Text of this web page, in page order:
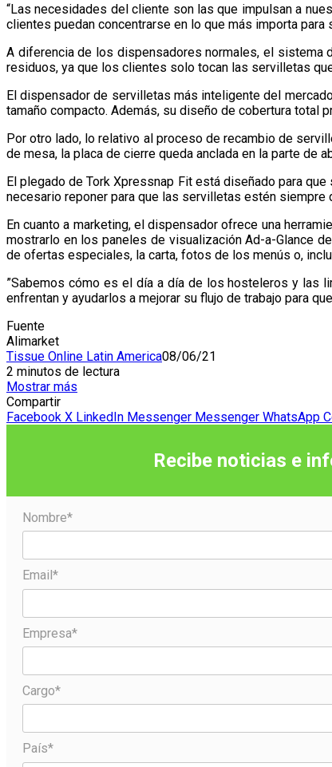
“Las necesidades del cliente son las que impulsan a
clientes puedan concentrarse en lo que más importa para
A diferencia de los dispensadores normales, el sistema
residuos, ya que los clientes solo tocan las servilletas
El dispensador de servilletas más inteligente del
tamaño compacto. Además, su diseño de cobertura total
Por otro lado, lo relativo al proceso de recambio de
de mesa, la placa de cierre queda anclada en la parte de
El plegado de Tork Xpressnap Fit está diseñado para
necesario reponer para que las servilletas estén siempre
En cuanto a marketing, el dispensador ofrece una
mostrarlo en los paneles de visualización Ad-a-Glance
de ofertas especiales, la carta, fotos de los menús o,
”Sabemos cómo es el día a día de los hosteleros y las
enfrentan y ayudarlos a mejorar su flujo de trabajo para
Fuente
Alimarket
Tissue Online Latin America08/06/21
2 minutos de lectura
Mostrar más
Compartir
Facebook X LinkedIn Messenger Messenger WhatsApp
Recibe noticias e
Nombre*
Email*
Empresa*
Cargo*
País*